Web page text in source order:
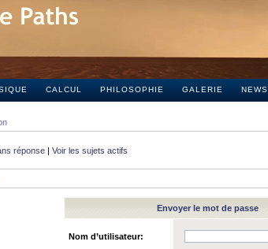
CALCUL PHILOSOPHIE GALERIE NEWS
réponse | Voir les sujets actifs
Envoyer le mot de passe
Nom d’utilisateur: